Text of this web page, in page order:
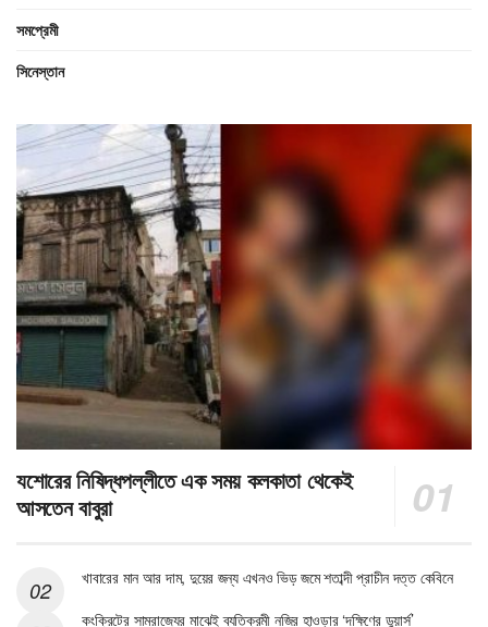
সমপ্রেমী
সিনেস্তান
যশোরের নিষিদ্ধপল্লীতে এক সময় কলকাতা থেকেই
আসতেন বাবুরা
খাবারের মান আর দাম, দুয়ের জন্য এখনও ভিড় জমে শতাব্দী প্রাচীন দত্ত কেবিনে
কংক্রিটের সাম্রাজ্যের মাঝেই ব্যতিক্রমী নজির হাওড়ার ‘দক্ষিণের ডুয়ার্স’